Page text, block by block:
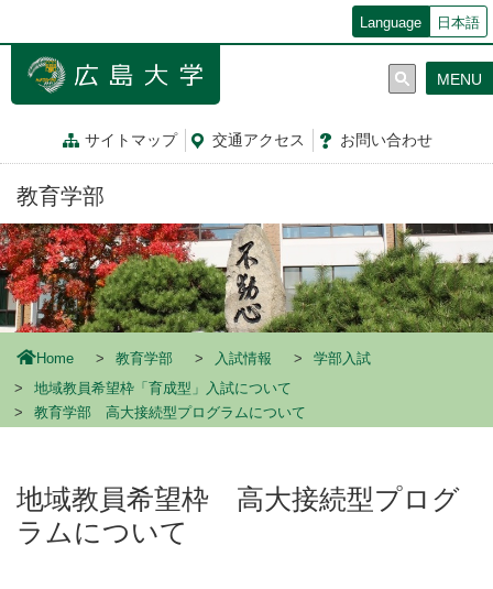
ン
動
Language 日本語
サイトマップ 交通アクセス お問い合わせ
MENU
教育学部
Home 教育学部 入試情報
学部入試
地域教員希望枠「育成型」入試について
教育学部 高大接続型プログラムについて
地域教員希望枠 高大接続型プログ
ラムについて